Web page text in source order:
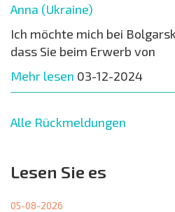
Anna (Ukraine)
Ich möchte mich bei
dass Sie beim Erwerb von
Mehr lesen 03-12-2024
Alle Rückmeldungen
Lesen Sie es
05-08-2026